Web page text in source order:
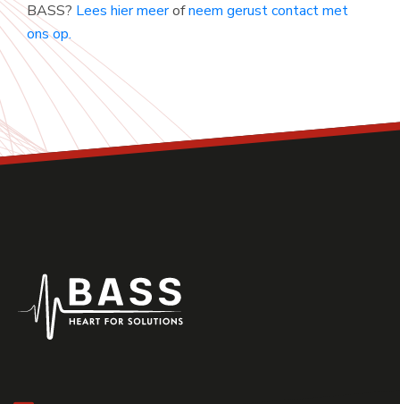
BASS? Lees hier meerofneem gerust contact met
ons op.